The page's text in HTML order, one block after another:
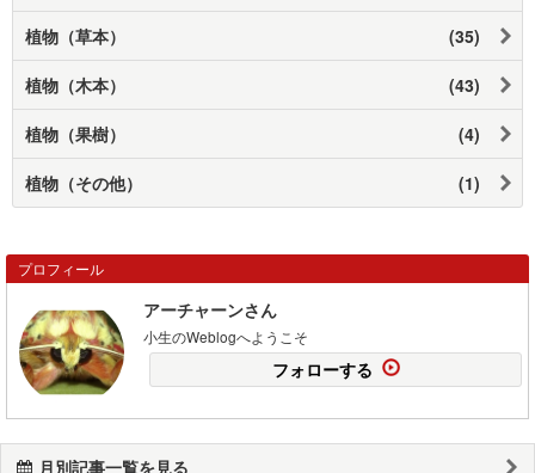
植物（草本） (35)
植物（木本） (43)
植物（果樹） (4)
植物（その他） (1)
プロフィール
アーチャーンさん
小生のWeblogへようこそ
フォローする
月別記事一覧を見る